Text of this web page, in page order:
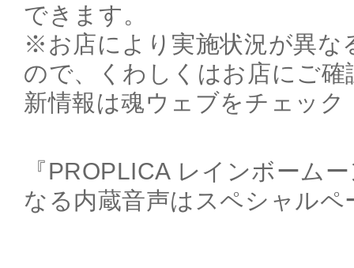
できます。
※お店により実施状況が異な
ので、くわしくはお店にご
新情報は魂ウェブをチェック
『PROPLICA レインボーム
なる内蔵音声はスペシャル